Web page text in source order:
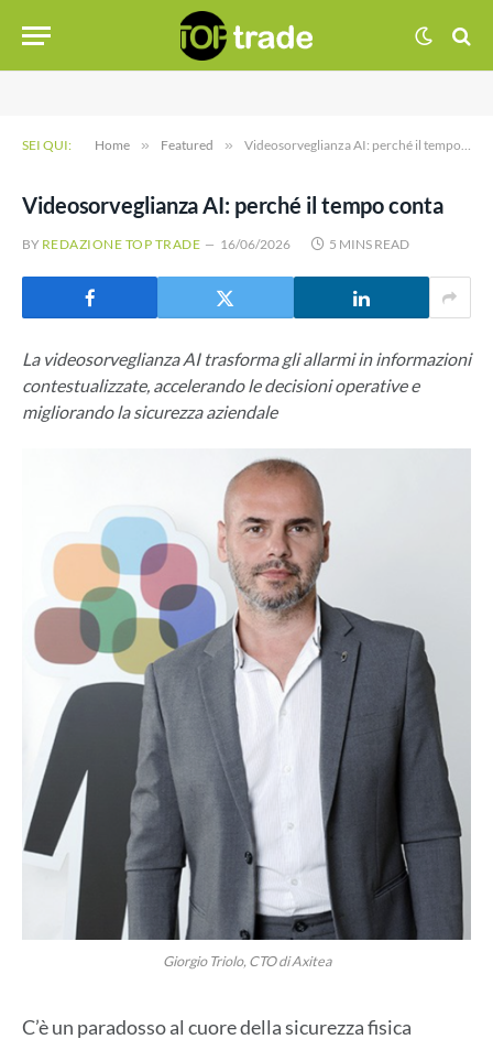
SEI QUI: Home » Featured » Videosorveglianza AI: perché il tempo conta
Videosorveglianza AI: perché il tempo conta
BY REDAZIONE TOP TRADE 16/06/2026 5 MINS READ
La videosorveglianza AI trasforma gli allarmi in informazioni
contestualizzate, accelerando le decisioni operative e
migliorando la sicurezza aziendale
Giorgio Triolo, CTO di Axitea
C’è un paradosso al cuore della sicurezza fisica